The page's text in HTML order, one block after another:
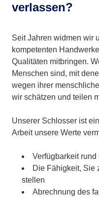
verlassen?
Seit Jahren widmen wir
kompetenten
Qualitäten mitbringen.
Menschen sind, mit
wegen ihrer
wir schätzen und teilen
Unserer Schlosser ist
Arbeit unsere Werte
Verfügbarkeit rund
Die Fähigkeit, Sie
stellen
Abrechnung des